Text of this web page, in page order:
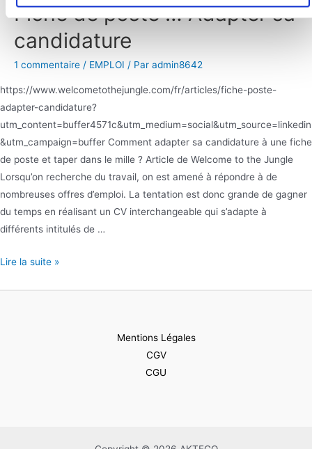
Fiche de poste … Adapter sa
candidature
1 commentaire / EMPLOI / Par admin8642
https://www.welcometothejungle.com/fr/articles/fiche-poste-
adapter-candidature?
utm_content=buffer4571c&utm_medium=social&utm_source=linkedin
&utm_campaign=buffer Comment adapter sa candidature à une fiche
de poste et taper dans le mille ? Article de Welcome to the Jungle
Lorsqu’on recherche du travail, on est amené à répondre à de
nombreuses offres d’emploi. La tentation est donc grande de gagner
du temps en réalisant un CV interchangeable qui s’adapte à
différents intitulés de …
Fiche
Lire la suite »
Mentions Légales
CGV
CGU